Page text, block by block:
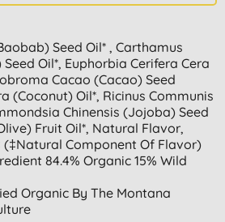
Seed Oil* , Carthamus
Oil*, Euphorbia Cerifera Cera
Cacao (cacao) Seed
(coconut) Oil*, Ricinus Communis
Chinensis (jojoba) Seed
Fruit Oil*, Natural Flavor,
(‡natural Component Of Flavor)
84.4% Organic 15% Wild
Organic By The Montana